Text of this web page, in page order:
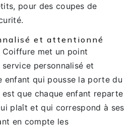
pour des coupes de
et attentionné
met un point
personnalisé et
enfant qui pousse la porte du
que chaque enfant reparte
plaît et qui correspond à ses
en compte les